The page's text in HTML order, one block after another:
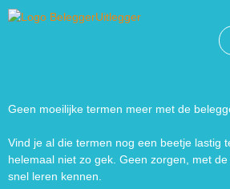
Geen moeilijke termen meer met de
Vind je al die termen nog een beetje lastig
helemaal niet zo gek. Geen zorgen, met
snel leren kennen.
Wat wil je
hebben? We helpen je graag
Zoek
naar:
Zoekknop